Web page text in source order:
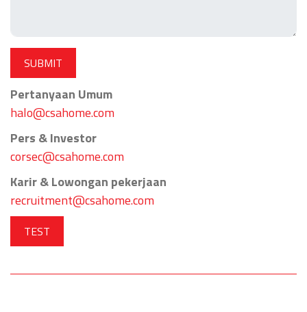
Pertanyaan Umum
halo@csahome.com
Pers & Investor
corsec@csahome.com
Karir & Lowongan pekerjaan
recruitment@csahome.com
TEST